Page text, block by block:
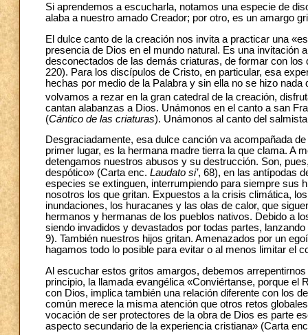
Si aprendemos a escucharla, notamos una especie de
alaba a nuestro amado Creador; por otro, es un amargo
El dulce canto de la creación nos invita a practicar una
presencia de Dios en el mundo natural. Es una invitación
desconectados de las demás criaturas, de formar con
220). Para los discípulos de Cristo, en particular, esa
hechas por medio de la Palabra y sin ella no se hizo nada
volvamos a rezar en la gran catedral de la creación,
cantan alabanzas a Dios. Unámonos en el canto a san
(Cántico de las criaturas). Unámonos al canto del
Desgraciadamente, esa dulce canción va acompañada
primer lugar, es la hermana madre tierra la que clama. A
detengamos nuestros abusos y su destrucción. Son,
despótico» (Carta enc. Laudato si’, 68), en las antípodas
especies se extinguen, interrumpiendo para siempre sus
nosotros los que gritan. Expuestos a la crisis climática,
inundaciones, los huracanes y las olas de calor, que
hermanos y hermanas de los pueblos nativos. Debido a
siendo invadidos y devastados por todas partes, lanzando
9). También nuestros hijos gritan. Amenazados por un
hagamos todo lo posible para evitar o al menos limitar el
Al escuchar estos gritos amargos, debemos
principio, la llamada evangélica «Conviértanse, porque el
con Dios, implica también una relación diferente con los
común merece la misma atención que otros retos
vocación de ser protectores de la obra de Dios es parte
aspecto secundario de la experiencia cristiana» (Carta